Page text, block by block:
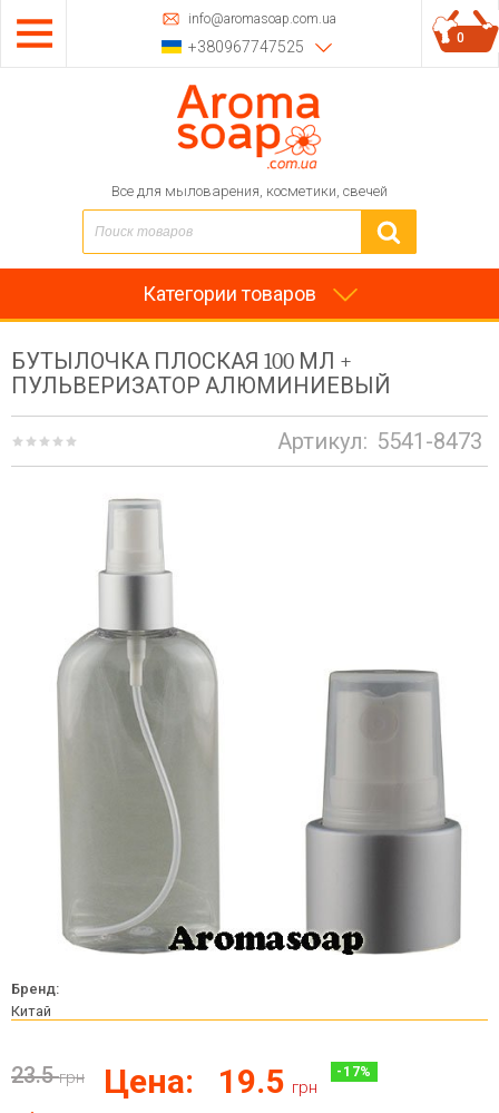
info@aromasoap.com.ua
+380967747525
Все для мыловарения, косметики, свечей
0
Категории товаров
БУТЫЛОЧКА ПЛОСКАЯ 100 МЛ +
ПУЛЬВЕРИЗАТОР АЛЮМИНИЕВЫЙ
Артикул: 5541-8473
Бренд:
Китай
23.5 грн Цена: 19.5 грн
- 17%